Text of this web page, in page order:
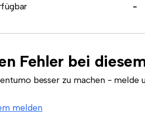
-
Fehler bei
besser zu machen -
melden